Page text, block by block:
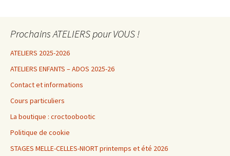
Prochains ATELIERS pour VOUS !
ATELIERS 2025-2026
ATELIERS ENFANTS – ADOS 2025-26
Contact et informations
Cours particuliers
La boutique : croctoobootic
Politique de cookie
STAGES MELLE-CELLES-NIORT printemps et été 2026